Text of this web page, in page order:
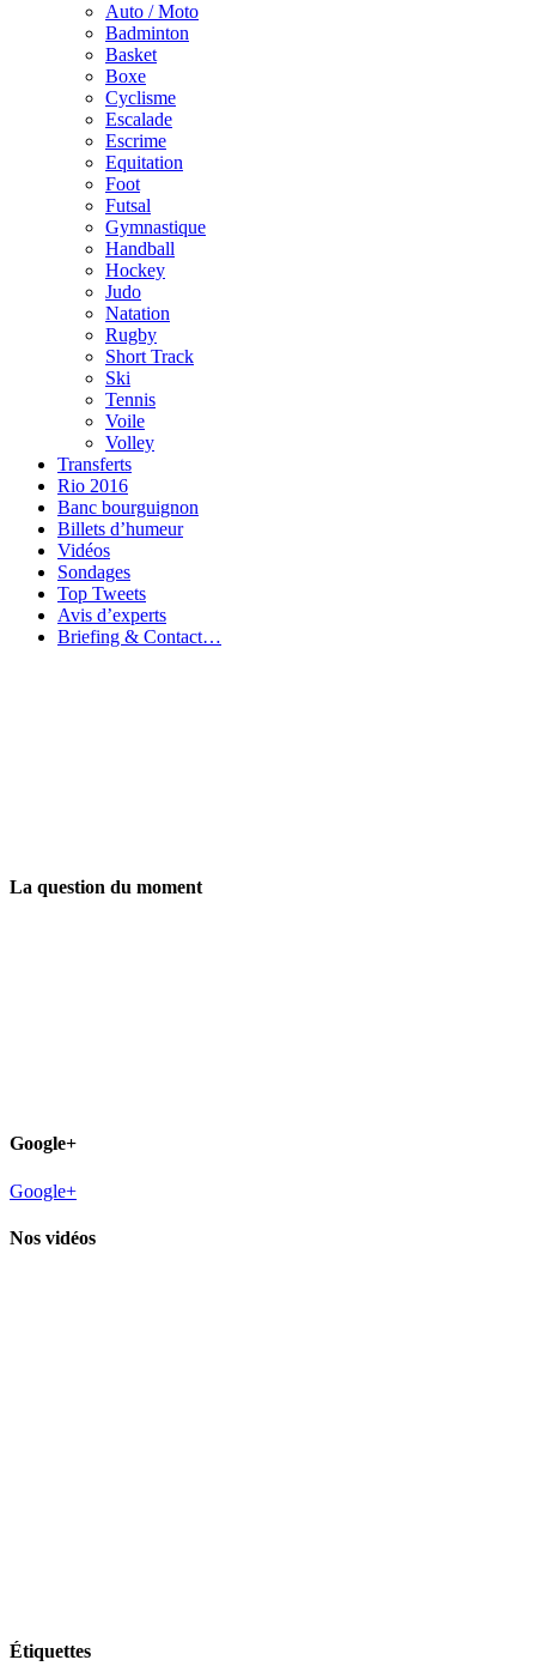
Auto / Moto
Badminton
Basket
Boxe
Cyclisme
Escalade
Escrime
Equitation
Foot
Futsal
Gymnastique
Handball
Hockey
Judo
Natation
Rugby
Short Track
Ski
Tennis
Voile
Volley
Transferts
Rio 2016
Banc bourguignon
Billets d’humeur
Vidéos
Sondages
Top Tweets
Avis d’experts
Briefing & Contact…
La question du moment
Google+
Google+
Nos vidéos
Étiquettes